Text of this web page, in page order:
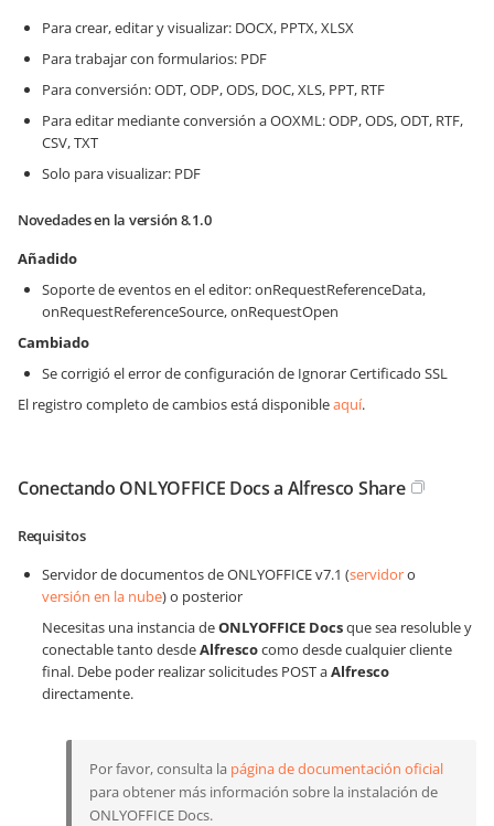
Para crear, editar y visualizar: DOCX, PPTX, XLSX
Para trabajar con formularios: PDF
Para conversión: ODT, ODP, ODS, DOC, XLS, PPT, RTF
Para editar mediante conversión a OOXML: ODP, ODS, ODT, RTF,
CSV, TXT
Solo para visualizar: PDF
Novedades en la versión 8.1.0
Añadido
Soporte de eventos en el editor: onRequestReferenceData,
onRequestReferenceSource, onRequestOpen
Cambiado
Se corrigió el error de configuración de Ignorar Certificado SSL
El registro completo de cambios está disponibleaquí.
Conectando ONLYOFFICE Docs a Alfresco Share
Requisitos
Servidor de documentos de ONLYOFFICE v7.1 (servidoro
versión en la nube) o posterior
Necesitas una instancia deONLYOFFICE Docsque sea resoluble y
conectable tanto desdeAlfrescocomo desde cualquier cliente
final. Debe poder realizar solicitudes POST aAlfresco
directamente.
Por favor, consulta la página de documentación oficial
para obtener más información sobre la instalación de
ONLYOFFICE Docs.